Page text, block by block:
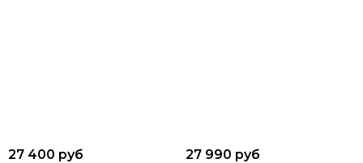
27 400 руб 27 990 руб